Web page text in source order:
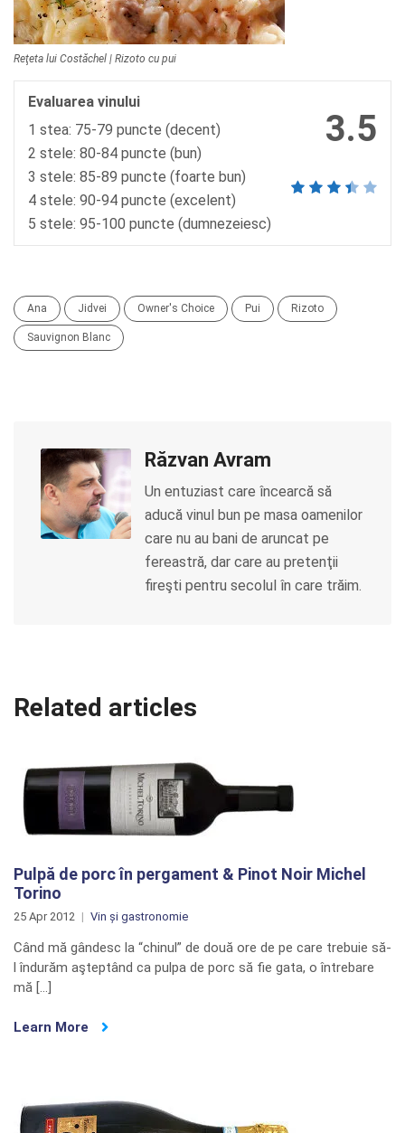
Reţeta lui Costăchel | Rizoto cu pui
3.5
Evaluarea vinului
1 stea: 75-79 puncte (decent)
2 stele: 80-84 puncte (bun)
3 stele: 85-89 puncte (foarte bun)
4 stele: 90-94 puncte (excelent)
5 stele: 95-100 puncte (dumnezeiesc)
Ana Jidvei Owner's Choice Pui Rizoto
Sauvignon Blanc
Răzvan Avram
Un entuziast care încearcă să
aducă vinul bun pe masa oamenilor
care nu au bani de aruncat pe
fereastră, dar care au pretenţii
fireşti pentru secolul în care trăim.
Related articles
Pulpă de porc în pergament & Pinot Noir Michel
Torino
25 Apr 2012 Vin și gastronomie
Când mă gândesc la “chinul” de două ore de pe care trebuie să-
l îndurăm aşteptând ca pulpa de porc să fie gata, o întrebare
mă […]
Learn More